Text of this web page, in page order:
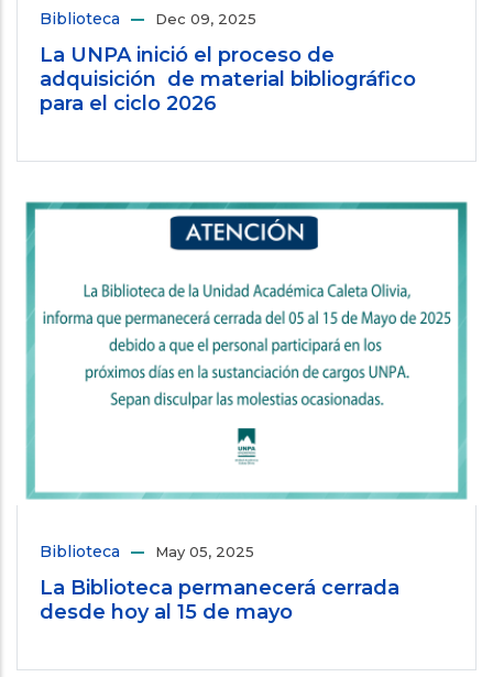
Biblioteca Dec 09, 2025
La UNPA inició el proceso de
adquisición de material bibliográfico
para el ciclo 2026
Biblioteca May 05, 2025
La Biblioteca permanecerá cerrada
desde hoy al 15 de mayo